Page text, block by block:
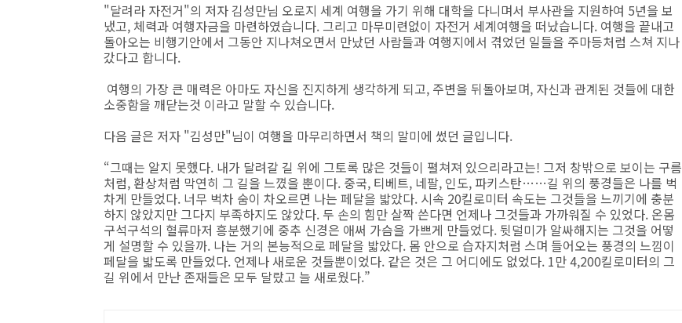
"달려라 자전거"의 저자 김성만님 오로지 세계 여행을 가기 위해 대학을 다니며서 부사관을 지원하여 5년을 보
냈고, 체력과 여행자금을 마련하였습니다. 그리고 마무미련없이 자전거 세계여행을 떠났습니다. 여행을 끝내고
돌아오는 비행기안에서 그동안 지나쳐오면서 만났던 사람들과 여행지에서 겪었던 일들을 주마등처럼 스쳐 지나
갔다고 합니다.
여행의 가장 큰 매력은 아마도 자신을 진지하게 생각하게 되고, 주변을 뒤돌아보며, 자신과 관계된 것들에 대한
소중함을 깨닫는것 이라고 말할 수 있습니다.
다음 글은 저자 "김성만"님이 여행을 마무리하면서 책의 말미에 썼던 글입니다.
“그때는 알지 못했다. 내가 달려갈 길 위에 그토록 많은 것들이 펼쳐져 있으리라고는! 그저 창밖으로 보이는 구름
처럼, 환상처럼 막연히 그 길을 느꼈을 뿐이다. 중국, 티베트, 네팔, 인도, 파키스탄……길 위의 풍경들은 나를 벅
차게 만들었다. 너무 벅차 숨이 차오르면 나는 페달을 밟았다. 시속 20킬로미터 속도는 그것들을 느끼기에 충분
하지 않았지만 그다지 부족하지도 않았다. 두 손의 힘만 살짝 쓴다면 언제나 그것들과 가까워질 수 있었다. 온몸
구석구석의 혈류마저 흥분했기에 중추 신경은 애써 가슴을 가쁘게 만들었다. 뒷덜미가 알싸해지는 그것을 어떻
게 설명할 수 있을까. 나는 거의 본능적으로 페달을 밟았다. 몸 안으로 습자지처럼 스며 들어오는 풍경의 느낌이
페달을 밟도록 만들었다. 언제나 새로운 것들뿐이었다. 같은 것은 그 어디에도 없었다. 1만 4,200킬로미터의 그
길 위에서 만난 존재들은 모두 달랐고 늘 새로웠다.”